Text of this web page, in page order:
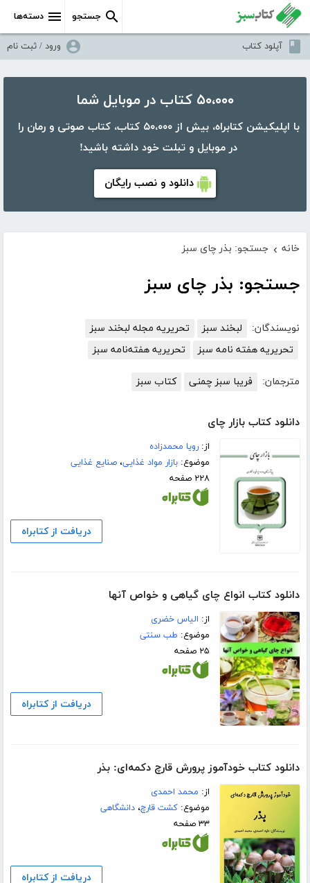
دسته‌ها جستجو
آپلود کتاب ورود / ثبت نام
۵۰،۰۰۰ کتاب در موبایل شما
با اپلیکیشن کتابراه، بیش از ۵۰،۰۰۰ کتاب، کتاب صوتی و رمان را
در موبایل و تبلت خود داشته باشید!
دانلود و نصب رایگان
خانه › جستجو: بذر چای سبز
جستجو: بذر چای سبز
نویسندگان: لبخند سبز
تحریریه مجله لبخند سبز
تحریریه هفته نامه سبز
تحریریه هفته‌نامه سبز
مترجمان: فریبا سبز چمنی کتاب سبز
دانلود کتاب بازار چای
از:رویا محمدزاده
موضوع:بازار مواد غذایی،صنایع غذایی
۲۲۸ صفحه
دریافت از کتابراه
دانلود کتاب انواع چای گیاهی و خواص آنها
از: الیاس خضری
موضوع: طب سنتی
۲۵ صفحه
دریافت از کتابراه
دانلود کتاب خودآموز پرورش قارچ دکمه‌ای: بذر
از: محمد احمدی
موضوع:کشت قارچ،دانشگاهی
۳۳ صفحه
دریافت از کتابراه